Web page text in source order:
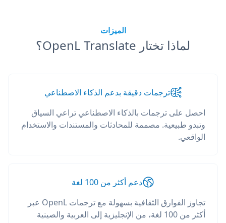
الميزات
لماذا تختار OpenL Translate؟
ترجمات دقيقة بدعم الذكاء الاصطناعي
احصل على ترجمات بالذكاء الاصطناعي تراعي السياق
وتبدو طبيعية. مصممة للمحادثات والمستندات والاستخدام
الواقعي.
دعم أكثر من 100 لغة
تجاوز الفوارق الثقافية بسهولة مع ترجمات OpenL عبر
أكثر من 100 لغة، من الإنجليزية إلى العربية والصينية